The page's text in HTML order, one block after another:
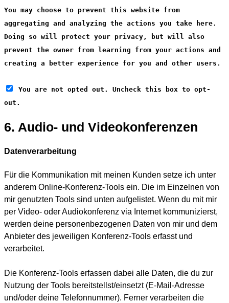
You may choose to prevent this website from
aggregating and analyzing the actions you take here.
Doing so will protect your privacy, but will also
prevent the owner from learning from your actions and
creating a better experience for you and other users.
You are not opted out. Uncheck this box to opt-
out.
6. Audio- und Videokonferenzen
Datenverarbeitung
Für die Kommunikation mit meinen Kunden setze ich unter
anderem Online-Konferenz-Tools ein. Die im Einzelnen von
mir genutzten Tools sind unten aufgelistet. Wenn du mit mir
per Video- oder Audiokonferenz via Internet kommunizierst,
werden deine personenbezogenen Daten von mir und dem
Anbieter des jeweiligen Konferenz-Tools erfasst und
verarbeitet.
Die Konferenz-Tools erfassen dabei alle Daten, die du zur
Nutzung der Tools bereitstellst/einsetzt (E-Mail-Adresse
und/oder deine Telefonnummer). Ferner verarbeiten die